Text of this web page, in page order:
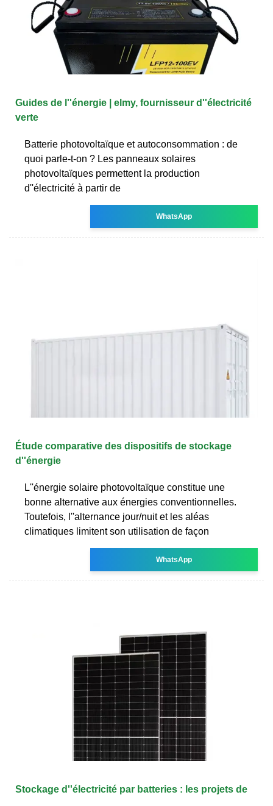
Guides de l''énergie | elmy, fournisseur d''électricité
verte
Batterie photovoltaïque et autoconsommation : de
quoi parle-t-on ? Les panneaux solaires
photovoltaïques permettent la production
d''électricité à partir de
WhatsApp
Étude comparative des dispositifs de stockage
d''énergie
L''énergie solaire photovoltaïque constitue une
bonne alternative aux énergies conventionnelles.
Toutefois, l''alternance jour/nuit et les aléas
climatiques limitent son utilisation de façon
WhatsApp
Stockage d''électricité par batteries : les projets de